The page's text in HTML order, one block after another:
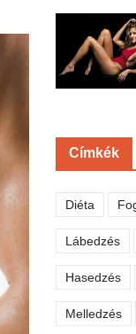
Címkék
Diéta
Lábedzés
Hasedzés
Melledzés